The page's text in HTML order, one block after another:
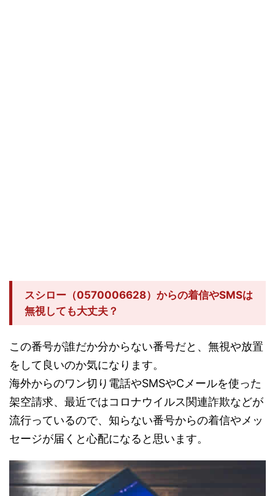
スシロー（0570006628）からの着信やSMSは
無視しても大丈夫？
この番号が誰だか分からない番号だと、無視や放置
をして良いのか気になります。
海外からのワン切り電話やSMSやCメールを使った
架空請求、最近ではコロナウイルス関連詐欺などが
流行っているので、知らない番号からの着信やメッ
セージが届くと心配になると思います。